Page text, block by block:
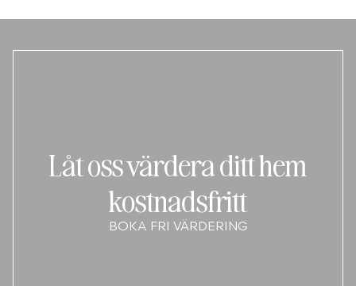
Låt oss värdera ditt hem
kostnadsfritt
BOKA FRI VÄRDERING